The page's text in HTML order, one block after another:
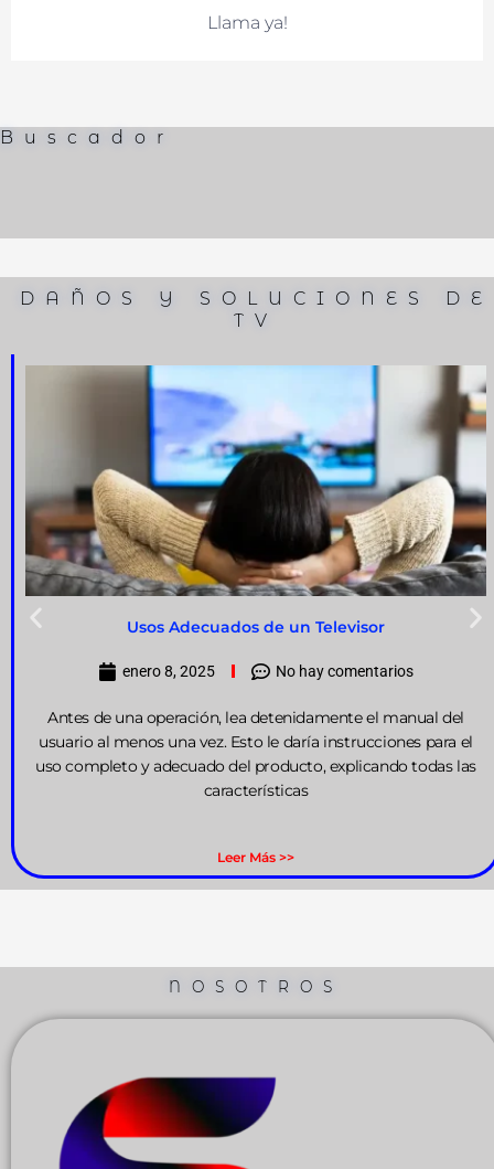
Llama ya!
Buscador
DAÑOS Y SOLUCIONES DE
TV
Usos Adecuados de un Televisor
enero 8, 2025 No hay comentarios
Antes de una operación, lea detenidamente el manual del
usuario al menos una vez. Esto le daría instrucciones para el
uso completo y adecuado del producto, explicando todas las
características
Leer Más >>
NOSOTROS